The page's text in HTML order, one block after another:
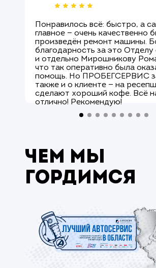
Понравилось всё: быстро, а
главное — очень качественно
произведён ремонт машины.
благодарность за это Отделу
и отдельно Мирошникову
что так оперативно была
помощь. Но ПРОБЕГСЕРВИС
также и о клиенте — на
сделают хороший кофе. Всё
отлично! Рекомендую!
Чем мы
гордимся